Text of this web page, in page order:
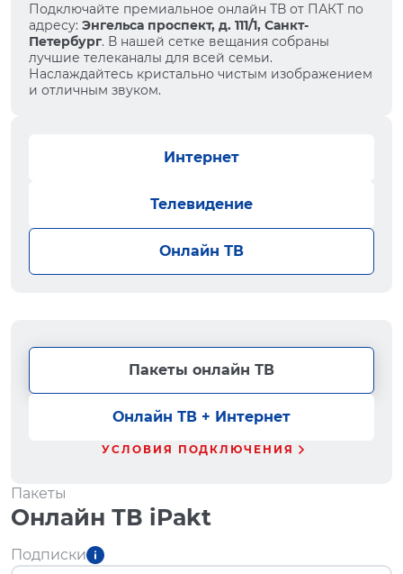
Подключайте премиальное онлайн ТВ от ПАКТ по
адресу: Энгельса проспект, д. 111/1, Санкт-
Петербург. В нашей сетке вещания собраны
лучшие телеканалы для всей семьи.
Наслаждайтесь кристально чистым изображением
и отличным звуком.
Интернет
Телевидение
Онлайн ТВ
Пакеты онлайн ТВ
Онлайн ТВ + Интернет
УСЛОВИЯ ПОДКЛЮЧЕНИЯ
Пакеты
Онлайн ТВ iPakt
Подписки